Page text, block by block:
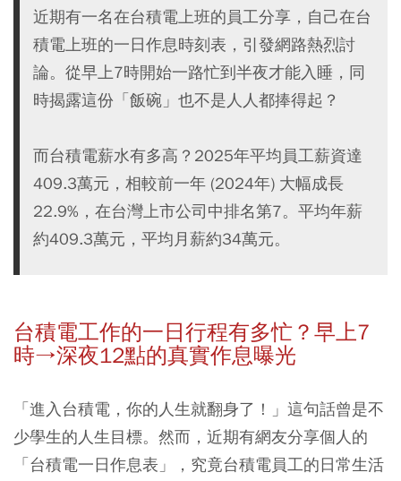
近期有一名在台積電上班的員工分享，自己在台
積電上班的一日作息時刻表，引發網路熱烈討
論。從早上7時開始一路忙到半夜才能入睡，同
時揭露這份「飯碗」也不是人人都捧得起？
而台積電薪水有多高？2025年平均員工薪資達
409.3萬元，相較前一年 (2024年) 大幅成長
22.9%，在台灣上市公司中排名第7。平均年薪
約409.3萬元，平均月薪約34萬元。
台積電工作的一日行程有多忙？早上7
時→深夜12點的真實作息曝光
「進入台積電，你的人生就翻身了！」這句話曾是不
少學生的人生目標。然而，近期有網友分享個人的
「台積電一日作息表」，究竟台積電員工的日常生活